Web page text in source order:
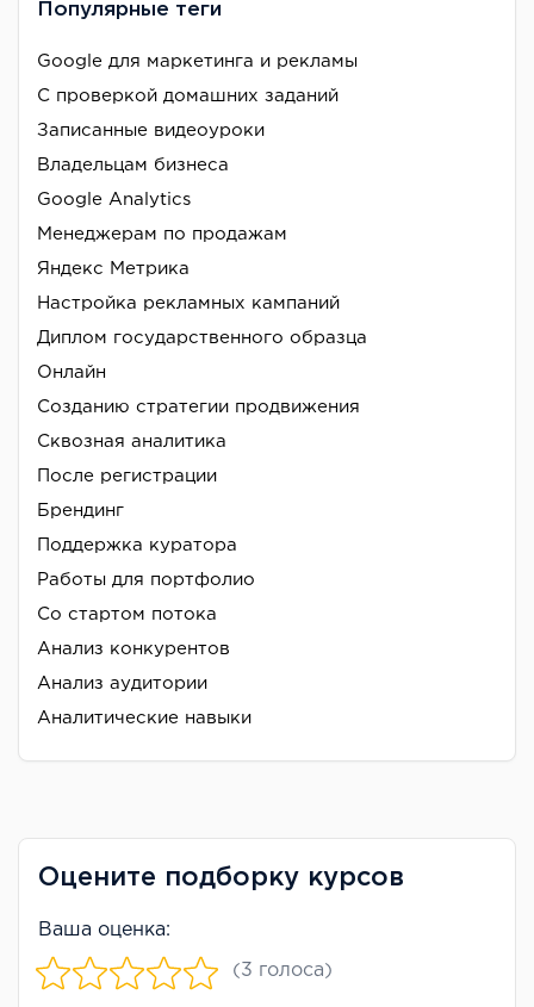
Популярные теги
Google для маркетинга и рекламы
С проверкой домашних заданий
Записанные видеоуроки
Владельцам бизнеса
Google Analytics
Менеджерам по продажам
Яндекс Метрика
Настройка рекламных кампаний
Диплом государственного образца
Онлайн
Созданию стратегии продвижения
Сквозная аналитика
После регистрации
Брендинг
Поддержка куратора
Работы для портфолио
Со стартом потока
Анализ конкурентов
Анализ аудитории
Аналитические навыки
Оцените подборку курсов
Ваша оценка:
(3 голоса)